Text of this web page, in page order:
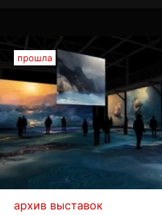
прошла
архив выставок